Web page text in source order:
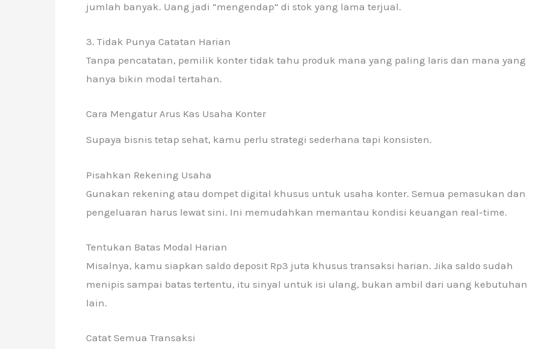
jumlah banyak. Uang jadi “mengendap” di stok yang lama terjual.
3. Tidak Punya Catatan Harian
Tanpa pencatatan, pemilik konter tidak tahu produk mana yang paling laris dan mana yang
hanya bikin modal tertahan.
Cara Mengatur Arus Kas Usaha Konter
Supaya bisnis tetap sehat, kamu perlu strategi sederhana tapi konsisten.
Pisahkan Rekening Usaha
Gunakan rekening atau dompet digital khusus untuk usaha konter. Semua pemasukan dan
pengeluaran harus lewat sini. Ini memudahkan memantau kondisi keuangan real-time.
Tentukan Batas Modal Harian
Misalnya, kamu siapkan saldo deposit Rp3 juta khusus transaksi harian. Jika saldo sudah
menipis sampai batas tertentu, itu sinyal untuk isi ulang, bukan ambil dari uang kebutuhan
lain.
Catat Semua Transaksi